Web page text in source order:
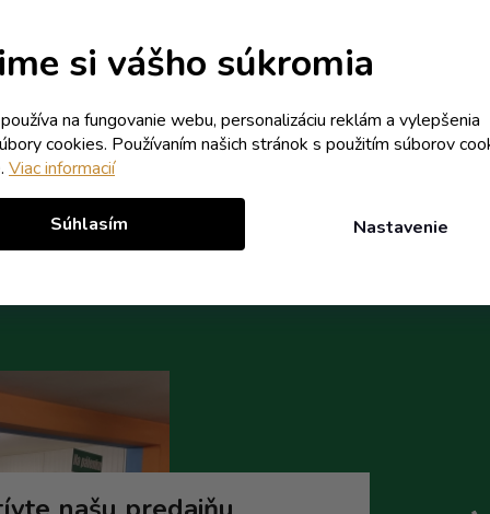
si vášho súkromia
na fungovanie webu, personalizáciu reklám a vylepšenia
cookies. Používaním našich stránok s použitím súborov
Viac informacií
Nastavenie
Súhlasím
1,86 €
Do košíka
0,92 € / ks